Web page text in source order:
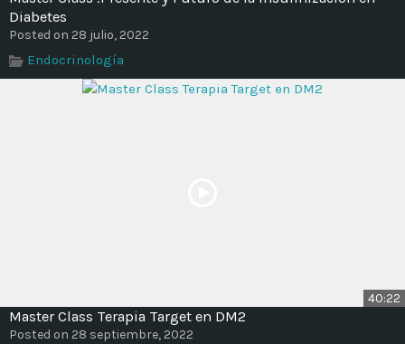
Diabetes
Posted on 28 julio, 2022
Endocrinología
40:22
Master Class Terapia Target en DM2
Posted on 28 septiembre, 2022